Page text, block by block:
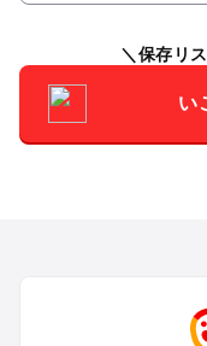
保存リ
い